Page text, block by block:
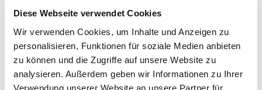
Diese Webseite verwendet Cookies
Wir verwenden Cookies, um Inhalte und Anzeigen zu
personalisieren, Funktionen für soziale Medien anbieten
zu können und die Zugriffe auf unsere Website zu
analysieren. Außerdem geben wir Informationen zu Ihrer
Verwendung unserer Website an unsere Partner für
sächsischen Paare Lena und Dillon sowie Pauline
schweren Aufgabe stellten, hatten leider weniger
Glück. Ihre Ponys waren sichtlich beeindruckt und
so schieden die beiden Paare leider aus.